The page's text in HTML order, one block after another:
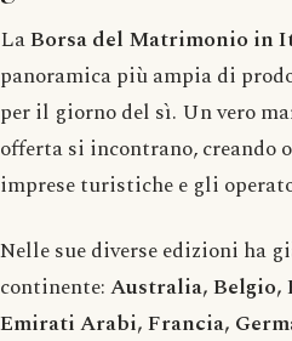
LaBorsa del Matrimonio in
panoramica più ampia di
per il giorno del sì. Un vero
offerta si incontrano, creando
imprese turistiche e gli
Nelle sue diverse edizioni ha
continente:Australia, Belgio,
Emirati Arabi, Francia,